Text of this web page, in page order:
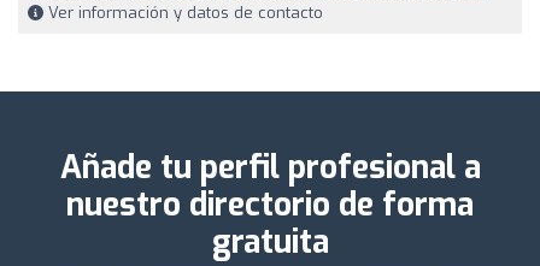
Ver información y datos de contacto
Añade tu perfil profesional a
nuestro directorio de forma
gratuita